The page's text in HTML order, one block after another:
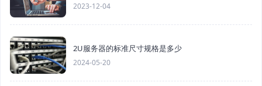
2023-12-04
2U服务器的标准尺寸规格是多少
2024-05-20